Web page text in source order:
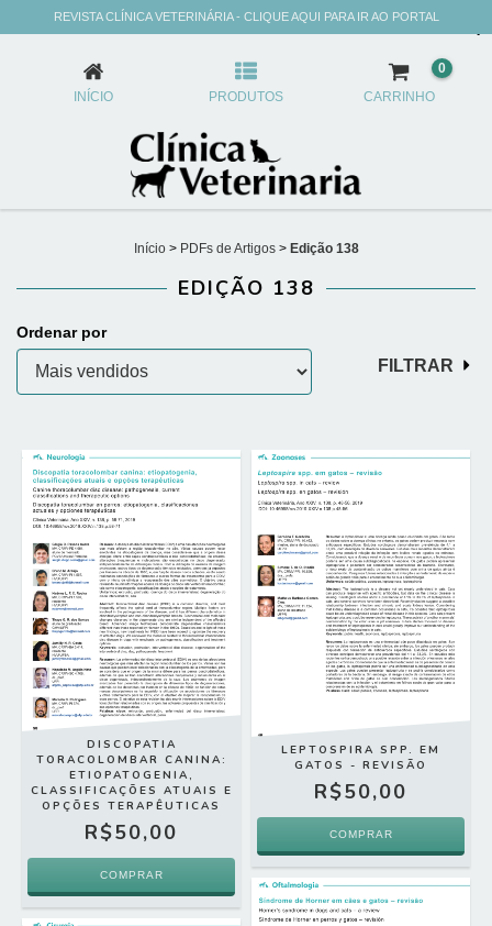
REVISTA CLÍNICA VETERINÁRIA - CLIQUE AQUI PARA IR AO PORTAL
EDIÇÃO 138
INÍCIO PRODUTOS CARRINHO
0
Início > PDFs de Artigos > Edição 138
EDIÇÃO 138
Ordenar por
FILTRAR
DISCOPATIA
TORACOLOMBAR CANINA:
ETIOPATOGENIA,
CLASSIFICAÇÕES ATUAIS E
OPÇÕES TERAPÊUTICAS
R$50,00
LEPTOSPIRA SPP. EM
GATOS - REVISÃO
R$50,00